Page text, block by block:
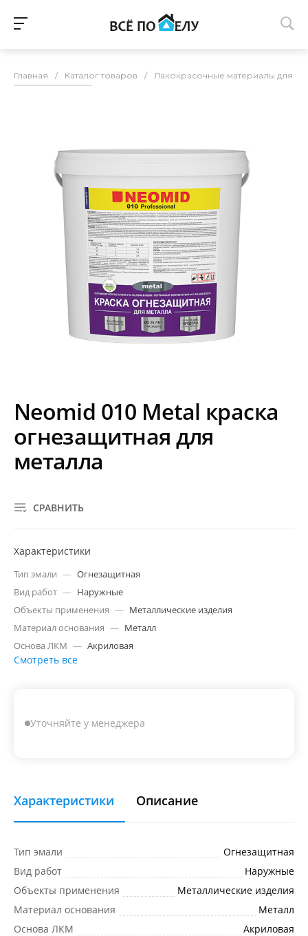
Главная / Каталог товаров / Лакокрасочные материалы для
Neomid 010 Metal краска
огнезащитная для
металла
СРАВНИТЬ
Характеристики
Тип эмали — Огнезащитная
Вид работ — Наружные
Объекты применения — Металлические изделия
Материал основания — Металл
Основа ЛКМ — Акриловая
Смотреть все
Уточняйте у менеджера
Характеристики Описание
Тип эмали
Огнезащитная
Вид работ
Наружные
Объекты применения
Металлические изделия
Материал основания
Металл
Основа ЛКМ
Акриловая